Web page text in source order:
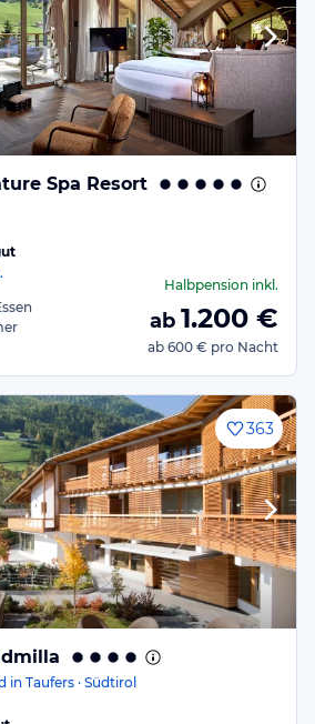
Spa Resort
Halbpension inkl.
ab 1.200 €
ab 600 € pro Nacht
363
in Taufers · Südtirol